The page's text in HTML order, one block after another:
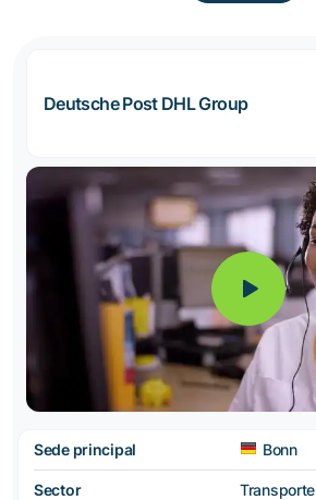
Deutsche Post DHL Group
Sede principal Bonn
Sector